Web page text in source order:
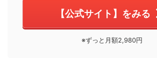
【公式サイト】をみる
※ずっと月額2,980円